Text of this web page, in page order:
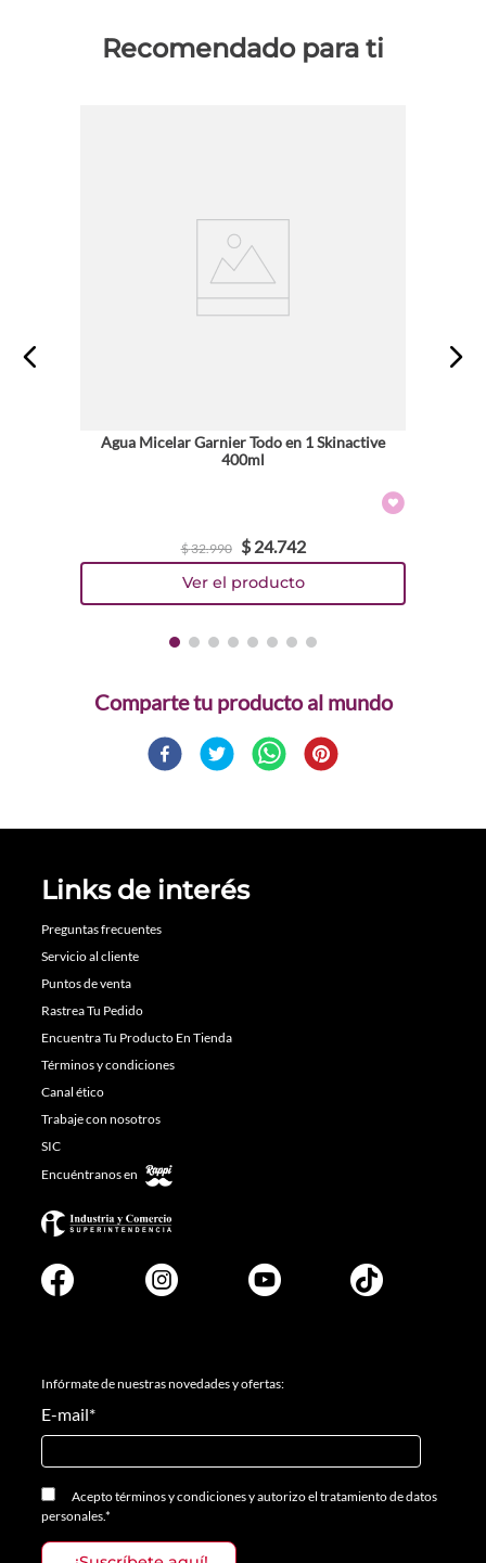
Recomendado para ti
Agua Micelar Garnier Todo en 1 Skinactive
400ml
$32.990 $ 24.742
Comparte
Links de interés
Preguntas frecuentes
Servicio al cliente
Puntos de venta
Rastrea Tu Pedido
Encuentra Tu Producto En Tienda
Términos y condiciones
Canal ético
Trabaje con nosotros
SIC
Encuéntranos en
Infórmate de nuestras novedades y ofertas:
E-mail*
Aceptotérminos y condicionesyautorizo el tratamiento de datos
personales.*